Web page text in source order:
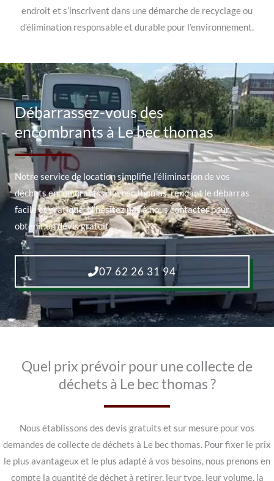
endroit et s’inscrivent dans une démarche de recyclage ou
d’élimination responsable et durable pour l’environnement.
Débarrassez-vous des
encombrants à Le bec thomas
Notre service de location simplifie l’élimination de vos
déchets encombrants à Le bec thomas, rendant le débarras
facile et pratique. N’hésitez pas à nous contacter pour
obtenir un devis gratuit.
07 62 26 31 94
Quel prix prévoir pour une collecte de
déchets à Le bec thomas ?
Nous établissons des devis gratuits et sur mesure pour vos
demandes de collecte de déchets à Le bec thomas. Pour fixer le prix
le plus avantageux et le plus adapté à vos besoins, nous prenons en
compte la quantité de déchet à retirer, leur type, leur volume, la